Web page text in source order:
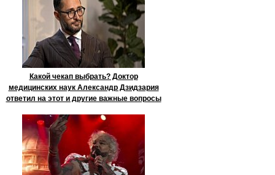
Какой чекап выбрать? Доктор
медицинских наук Александр Дзидзария
ответил на этот и другие важные вопросы